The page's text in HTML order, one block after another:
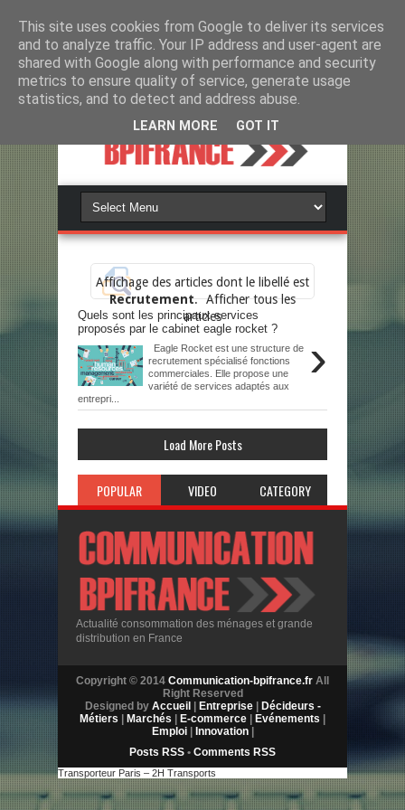
Affichage des articles dont le libellé est
Recrutement. Afficher tous les
articles
Quels sont les principaux services
proposés par le cabinet eagle rocket ?
›
Eagle Rocket est une structure de
recrutement spécialisé fonctions
commerciales. Elle propose une
variété de services adaptés aux
entrepri...
Load More Posts
POPULAR VIDEO CATEGORY
Actualité consommation des ménages et grande
distribution en France
Copyright © 2014 Communication-bpifrance.fr All
Right Reserved
Designed by Accueil| Entreprise| Décideurs -
Métiers | Marchés | E-commerce | Evénements |
Emploi| Innovation|
Posts RSS • Comments RSS
Transporteur Paris – 2H Transports
This site uses cookies from Google to deliver its services
and to analyze traffic. Your IP address and user-agent are
shared with Google along with performance and security
metrics to ensure quality of service, generate usage
statistics, and to detect and address abuse.
LEARN MORE GOT IT